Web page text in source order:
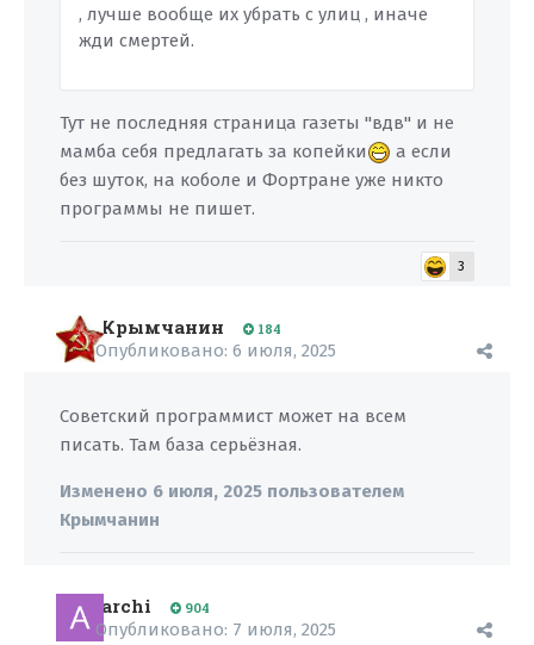
, лучше вообще их убрать с улиц , иначе
жди смертей.
Тут не последняя страница газеты "вдв" и не
мамба себя предлагать за копейки
а если
без шуток, на коболе и Фортране уже никто
программы не пишет.
3
Крымчанин 184
Опубликовано: 6 июля, 2025
Советский программист может на всем
писать. Там база серьёзная.
Изменено 6 июля, 2025 пользователем
Крымчанин
archi 904
Опубликовано: 7 июля, 2025